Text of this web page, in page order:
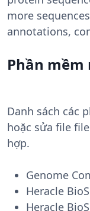
more
annotations,
Phần mềm
Danh sách các
hoặc sửa file
hợp.
Genome
Heracle
Heracle